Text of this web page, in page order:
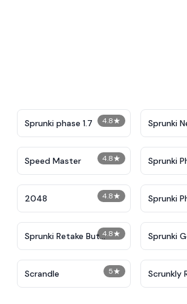
4.8★
Sprunki phase 1.7 Sprunki
4.8★
​​Speed Master
Sprunki
Different
4.8★
2048
Sprunki
Improve
4.8★
Sprunki Retake But
Hands
Sprunki
5★
Scrandle Scrunkly